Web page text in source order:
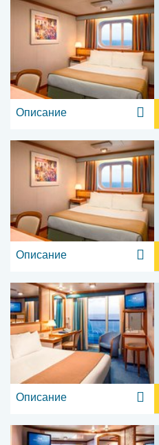
Описание
Описание
Описание